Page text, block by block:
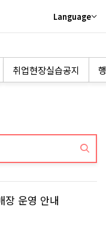
Language
취업현장실습공지
장 운영 안내